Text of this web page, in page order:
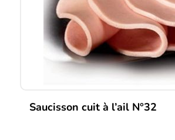
Saucisson cuit à l’ail N°32